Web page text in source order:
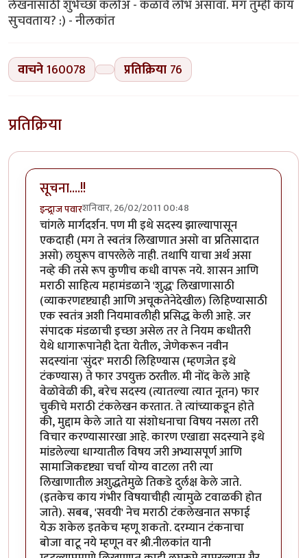
लेखनासाठी शुभेच्छा कलोअ - कळावे लोभ असावा. मग तुम्ही काय
सुचवताय? :) - नीलकांत
वाचने160078 प्रतिक्रिया 76
प्रतिक्रिया
सूचना....!!
इन्द्र्राज पवारशनिवार, 26/02/2011 00:48
चांगले मार्गदर्शन. पण मी इथे सदस्य झाल्यापासून
एकदाही (मग ते स्वतंत्र लिखाणात असो वा प्रतिसादात
असो) लघुरूप वापरलेले नाही. तथापि याचा अर्थ असा
नव्हे की तसे रूप कुणीच कधी वापरू नये. शासन आणि
मराठी साहित्य महामंडळाने 'शुद्ध' लिखाणासाठी
(व्याकरणदृष्ट्याही आणि अचूकतेनेदेखील) लिहिण्यासाठी
एक स्वतंत्र अशी नियमावलीही प्रसिद्ध केली आहे. जर
संपादक मंडळाची इच्छा असेल तर ते नियम कधीतरी
येथे धागारूपानेही देता येतील, जेणेकरून नवीन
सदस्यांना 'सुंदर' मराठी लिहिण्यास (म्हणजेत इथे
टंकण्यास) ते फार उपयुक्त ठरतील. मी नोंद केले आहे
वेळोवेळी की, बरेच सदस्य (त्यातल्या त्यात नूतन) फार
चुकीचे मराठी टंकलेखन करतात. ते त्यांच्याकडून होते
की, मुद्दाम केले जाते या संशोधनाचा विषय नसला तरी
विचार करण्यासारखा आहे. कारण एखाद्या सदस्याने इथे
मांडलेल्या धाग्यातील विषय जरी अभ्यासपूर्ण आणि
सामाजिकदृष्ट्या चर्चा योग्य वाटला तरी त्या
लिखाणातील अशुद्धतेमुळे तिकडे दुर्लक्ष केले जाते.
(इतकेच काय गंभीर विषयाचीही त्यामुळे टवाळकी होत
जाते). सबब, 'सवयी' नेच मराठी टंकलेखनात सफाई
येऊ शकेल इतकेच म्हणू शकतो. दरम्यान टंकनाचा
बोजा वाटू नये म्हणून वर श्री.नीलकांत यानी